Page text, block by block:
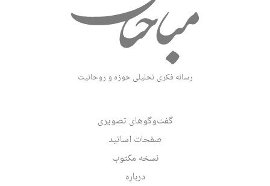
رسانه فکری تحلیلی حوزه و روحانیت
گفت‌وگوهای تصویری
صفحات اساتید
نسخه مکتوب
درباره